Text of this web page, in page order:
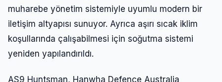
muharebe yönetim sistemiyle uyumlu modern bir
iletişim altyapısı sunuyor. Ayrıca aşırı sıcak iklim
koşullarında çalışabilmesi için soğutma sistemi
yeniden yapılandırıldı.
AS9 Huntsman, Hanwha Defence Australia